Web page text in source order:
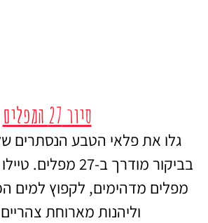
סיור 27 המפלים
בביקור מודרך ב-27
מפלים מדהימים, לקפוץ למים
וליהנות מארוחת